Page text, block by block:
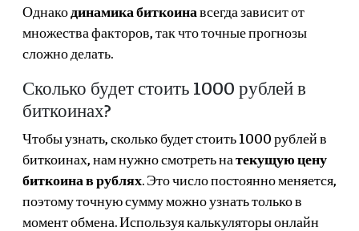
Однакодинамика биткоинавсегда зависит от
множества факторов, так что точные прогнозы
сложно делать.
Сколько будет стоить 1000 рублей в
биткоинах?
Чтобы узнать, сколько будет стоить 1000 рублей в
биткоинах, нам нужно смотреть натекущую цену
биткоина в рублях . Это число постоянно меняется,
поэтому точную сумму можно узнать только в
момент обмена. Используя калькуляторы онлайн